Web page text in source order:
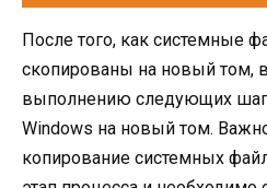
После того, как системные
скопированы на новый том,
выполнению следующих
Windows на новый том.
копирование системных